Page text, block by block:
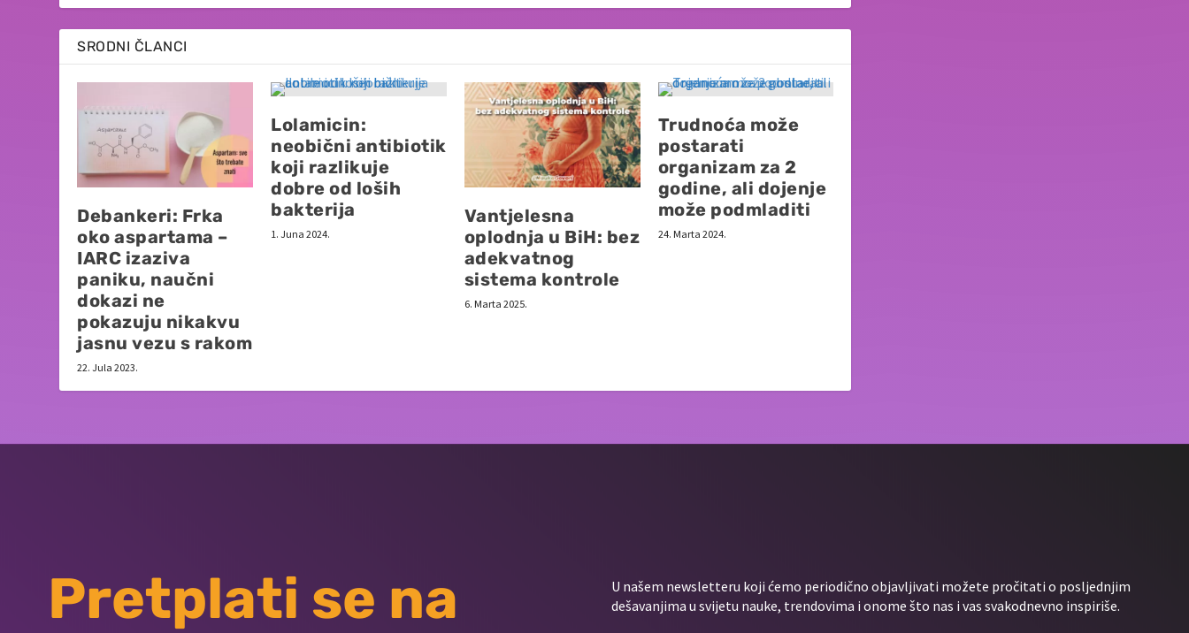
SRODNI ČLANCI
Debankeri: Frka
oko aspartama –
IARC izaziva
paniku, naučni
dokazi ne
pokazuju nikakvu
jasnu vezu s rakom
22. Jula 2023.
Lolamicin:
neobični antibiotik
koji razlikuje
dobre od loših
bakterija
1. Juna 2024.
Vantjelesna
oplodnja u BiH: bez
adekvatnog
sistema kontrole
6. Marta 2025.
Trudnoća može
postarati
organizam za 2
godine, ali dojenje
može podmladiti
24. Marta 2024.
Pretplati se na
U našem newsletteru koji ćemo periodično objavljivati možete pročitati o posljednjim
dešavanjima u svijetu nauke, trendovima i onome što nas i vas svakodnevno inspiriše.